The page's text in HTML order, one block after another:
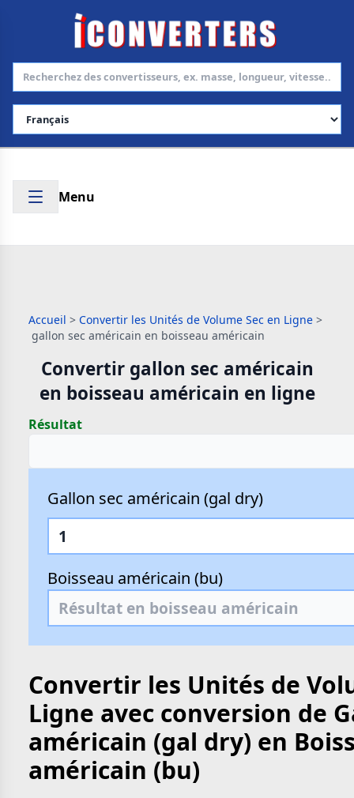
Choisir la langue
Menu
Accueil > Convertir les Unités de Volume Sec en Ligne >
gallon sec américain en boisseau américain
Convertir gallon sec américain
en boisseau américain en ligne
Résultat
Gallon sec américain (gal dry)
Boisseau américain (bu)
Convertir les Unités de
Ligne avec conversion de
américain (gal dry) en
américain (bu)